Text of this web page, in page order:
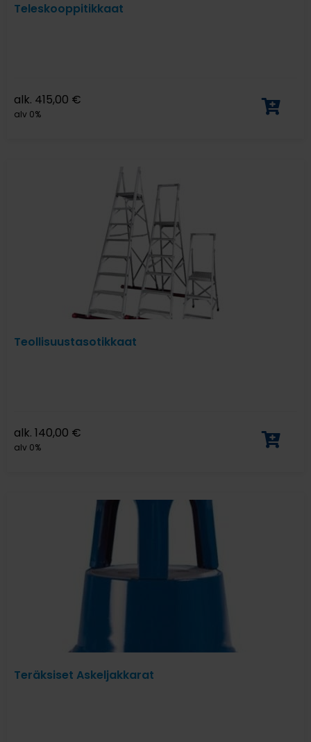
Teleskooppitikkaat
alk. 415,00 €
alv 0%
Teollisuustasotikkaat
alk. 140,00 €
alv 0%
Teräksiset Askeljakkarat